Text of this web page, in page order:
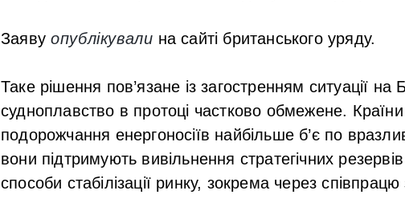
Заявуопублікували на сайті британського уряду.
Таке рішення пов’язане із загостренням ситуації
судноплавство в протоці частково обмежене.
подорожчання енергоносіїв найбільше б’є по
вони підтримують вивільнення стратегічних
способи стабілізації ринку, зокрема через